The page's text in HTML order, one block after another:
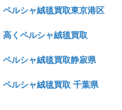
ペルシャ絨毯買取東京港区
高くペルシャ絨毯買取
ペルシャ絨毯買取静寂県
ペルシャ絨毯買取 千葉県